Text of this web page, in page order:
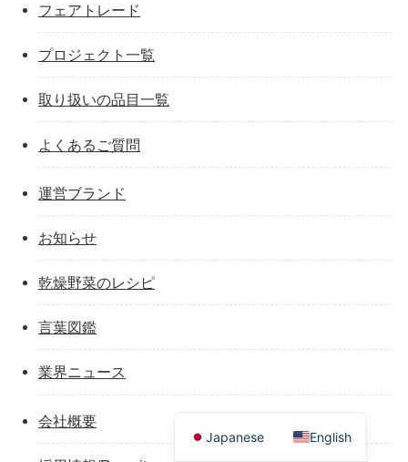
フェアトレード
プロジェクト一覧
取り扱いの品目一覧
よくあるご質問
運営ブランド
お知らせ
乾燥野菜のレシピ
言葉図鑑
業界ニュース
会社概要
Japanese English